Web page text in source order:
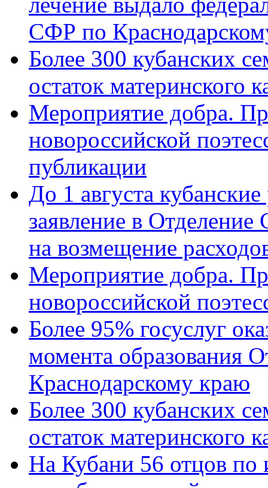
СФР по
Более 300 кубанских
остаток материнского
Мероприятие добра.
новороссийской
публикации
До 1 августа
заявление в
на возмещение
Мероприятие добра.
новороссийской
Более 95% госуслуг
момента образования
Краснодарскому краю
Более 300 кубанских
остаток материнского
На Кубани 56 отцов по